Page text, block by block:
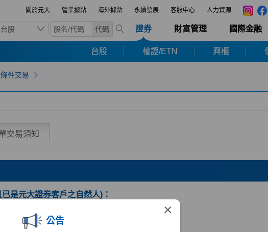
關於元大 營業據點 海外據點 永續發展 客服中心 人力資源
台股 代碼 證券 財富管理 國際金融
台股 權證/ETN 興櫃
×
公告
件交易
交易須知
是元大證券客戶之自然人)：
照(三擇一)